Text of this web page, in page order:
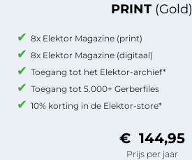
PRINT (Gold)
8x Elektor Magazine (print)
8x Elektor Magazine (digitaal)
Toegang tot het Elektor-archief*
Toegang tot 5.000+ Gerberfiles
10% korting in de Elektor-store*
€ 144,95
Prijs per jaar